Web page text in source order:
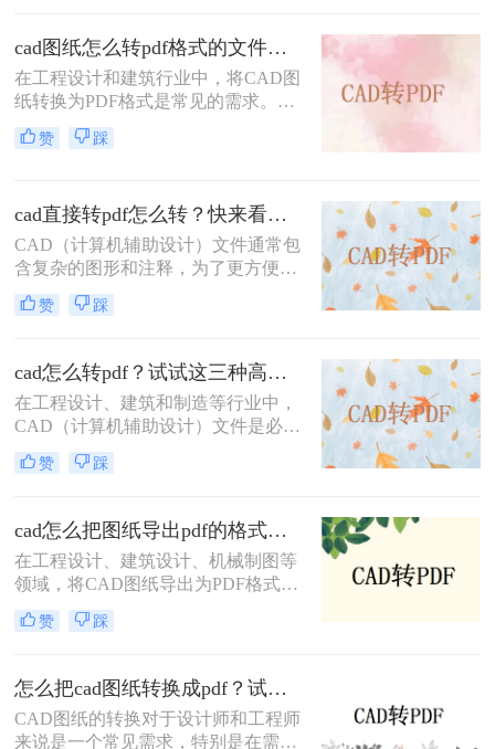
台性、兼容性好以及不易被篡改的特
点，因此备受青睐。那么如何将cad图
纸转为pdf呢？本文将介绍四种将
CAD图纸转换为PDF的方法，帮助读
者轻松应对这一需求。
cad图纸怎么转pdf格式的文件？来试试这3种方法！
在工程设计和建筑行业中，将CAD图
纸转换为PDF格式是常见的需求。无
论是为了方便共享、打印还是保持图
纸的原始格式，掌握高效的CAD转
细介绍三种将CAD图纸转换为PDF的
方法，帮助您轻松应对各种需求。
赞 踩
cad直接转pdf怎么转？快来看这三个方法！
CAD（计算机辅助设计）文件通常包
含复杂的图形和注释，为了更方便地
共享和查看，将其转换为PDF格式是
一个很好的选择。那么cad直接转pdf
件直接转换为PDF的高效方法。
赞 踩
cad怎么转pdf？试试这三种高效转换方法！
在工程设计、建筑和制造等行业中，
CAD（计算机辅助设计）文件是必不
可少的工具。然而，为了方便非专业
人员查看或打印，通常需要将这些复
式。那么cad怎么转pdf呢？本文将介
绍三种常用的CAD转PDF的方法。
赞 踩
cad怎么把图纸导出pdf的格式？教你4招轻松转换！
在工程设计、建筑设计、机械制图等
领域，将CAD图纸导出为PDF格式是
一项常见且重要的任务。PDF格式具
有跨平台、不易被修改和高度保真的
档和打印。那么cad怎么把图纸导出
pdf的格式呢？本文将详细介绍几种将
CAD图纸导出为PDF格式的方法，帮
赞 踩
怎么把cad图纸转换成pdf？试试这三种简单方法！
CAD图纸的转换对于设计师和工程师
来说是一个常见需求，特别是在需要